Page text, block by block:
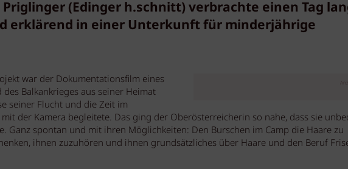
(Edinger h.schnitt) verbrachte einen Tag
erklärend in einer Unterkunft für minderjährige
war der Dokumentationsfilm eines
Balkankrieges aus seiner Heimat
seiner Flucht und die Zeit im
der Kamera begleitete. Das ging der Oberösterreicherin so nahe, dass sie
Ganz spontan und mit ihren Möglichkeiten: Den Burschen im Camp die Haare zu
ihnen zuzuhören und ihnen grundsätzliches über Haare und den Beruf